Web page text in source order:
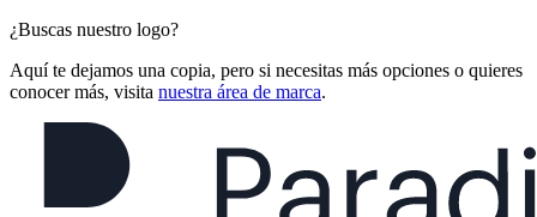
¿Buscas nuestro logo?
Aquí te dejamos una copia, pero si necesitas más opciones o quieres
conocer más, visita nuestra área de marca.